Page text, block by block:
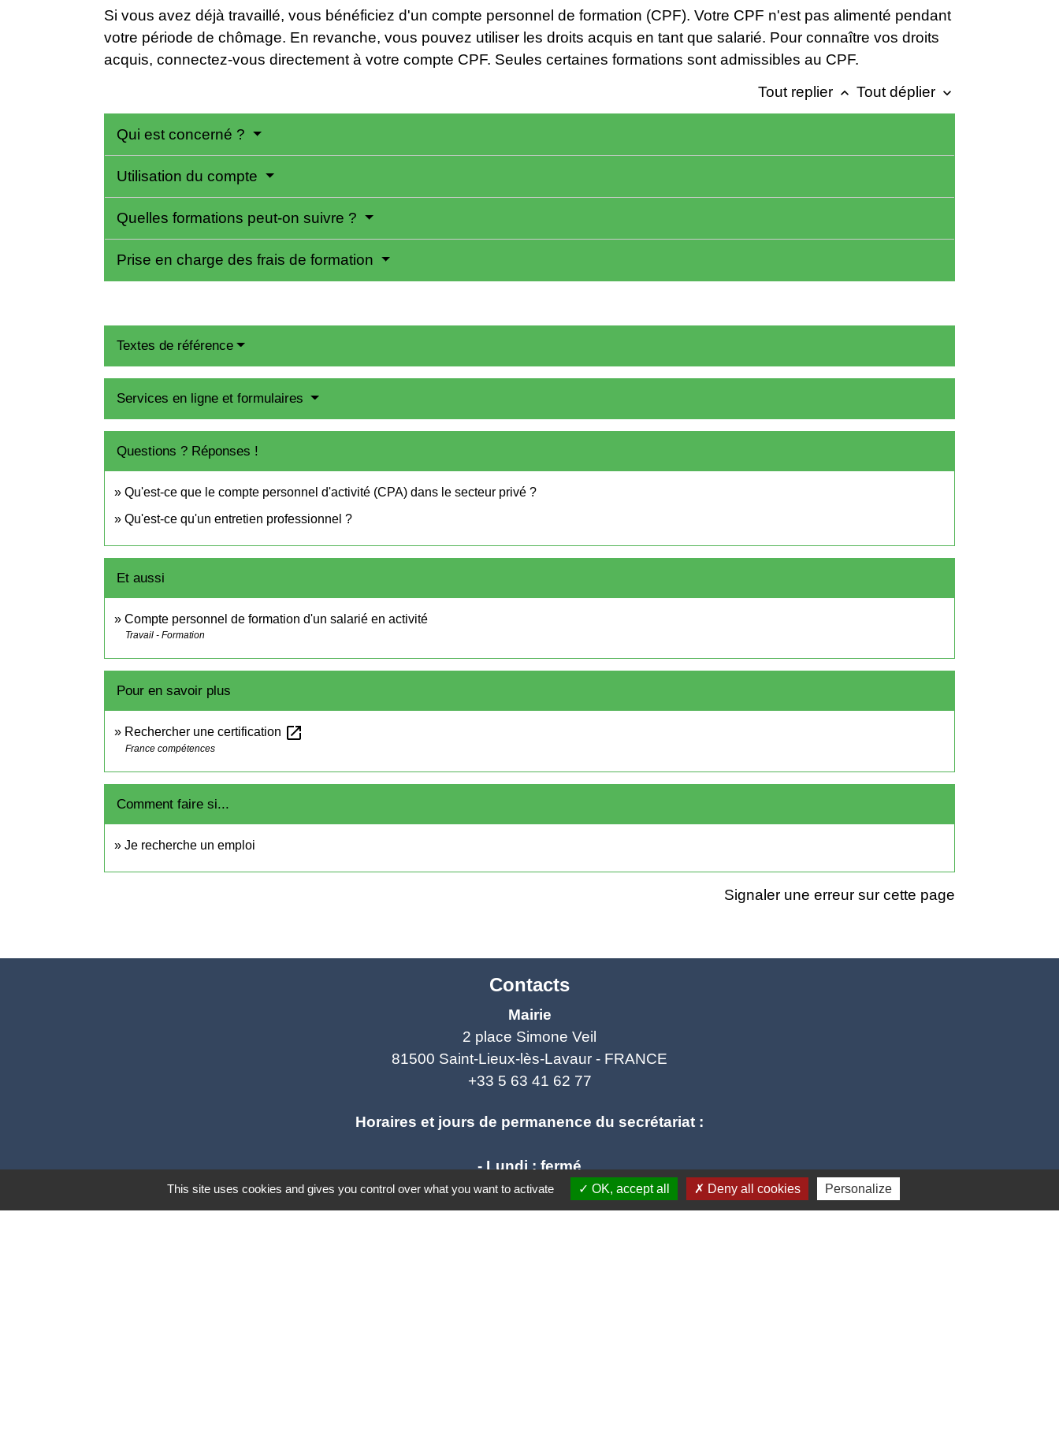
Si vous avez déjà travaillé, vous bénéficiez d'un compte personnel de formation (CPF). Votre CPF n'est pas alimenté pendant
votre période de chômage. En revanche, vous pouvez utiliser les droits acquis en tant que salarié. Pour connaître vos droits
acquis, connectez-vous directement à votre compte CPF. Seules certaines formations sont admissibles au CPF.
Tout replier keyboard_arrow_up Tout déplier keyboard_arrow_down
Qui est concerné ?
Utilisation du compte
Quelles formations peut-on suivre ?
Prise en charge des frais de formation
Textes de référence
Services en ligne et formulaires
Questions ? Réponses !
Qu'est-ce que le compte personnel d'activité (CPA) dans le secteur privé ?
Qu'est-ce qu'un entretien professionnel ?
Et aussi
Compte personnel de formation d'un salarié en activité
Travail - Formation
Pour en savoir plus
Rechercher une certification open_in_new
France compétences
Comment faire si...
Je recherche un emploi
Signaler une erreur sur cette page
Contacts
Mairie
2 place Simone Veil
81500 Saint-Lieux-lès-Lavaur - FRANCE
+33 5 63 41 62 77
Horaires et jours de permanence du secrétariat :
- Lundi : fermé
- Mardi : ouvert de 9h à 12h et de 14h à 19h
- Mercredi : ouvert de 9h à 12h - fermé l'après midi
This site uses cookies and gives you control over what you want to activate OK, accept all Deny all cookies Personalize